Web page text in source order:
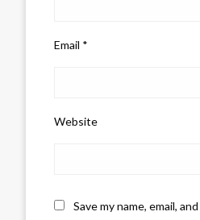
Email *
Website
Save my name, email,